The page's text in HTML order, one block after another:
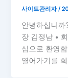
사이트관리자/
안녕하십니
장 김정남 •
심으로 환영
열어가기를